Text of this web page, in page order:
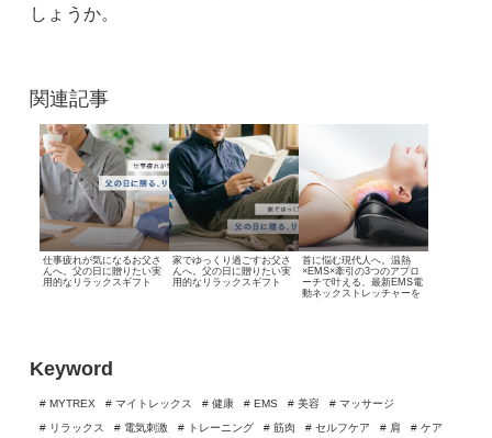
Keyword
# MYTREX # マイトレックス # 健康 # EMS # 美容
# マッサージ
# リラックス
# 電気刺激 # トレーニング # 筋肉 # セルフケア # 肩
# ケア
しょうか。
関連記事
仕事疲れが気になるお父さ
んへ。父の日に贈りたい実
用的なリラックスギフト
家でゆっくり過ごすお父さ
んへ。父の日に贈りたい実
用的なリラックスギフト
首に悩む現代人へ。温熱
×EMS×牽引の3つのアプロ
ーチで叶える、最新EMS電
動ネックストレッチャーを